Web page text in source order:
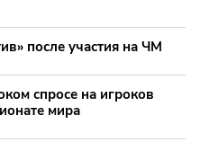
после участия на ЧМ
спросе на игроков
мира